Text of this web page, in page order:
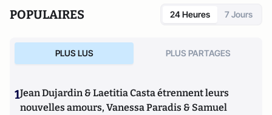
POPULAIRES 24 Heures 7 Jours
PLUS LUS PLUS PARTAGES
1Jean Dujardin & Laetitia Casta étrennent leurs
nouvelles amours, Vanessa Paradis & Samuel